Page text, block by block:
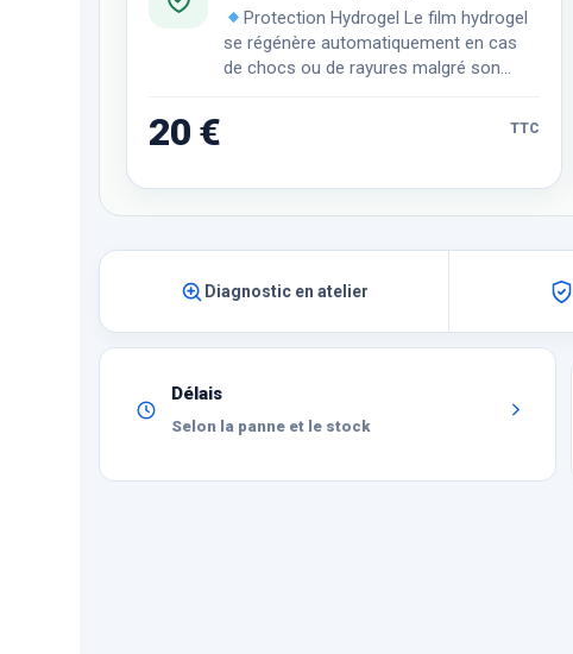
Protection Hydrogel Le film hydrogel
se régénère automatiquement en cas
de chocs ou de rayures malgré son
20 € TTC
Diagnostic en atelier
Délais
Selon la panne et le stock